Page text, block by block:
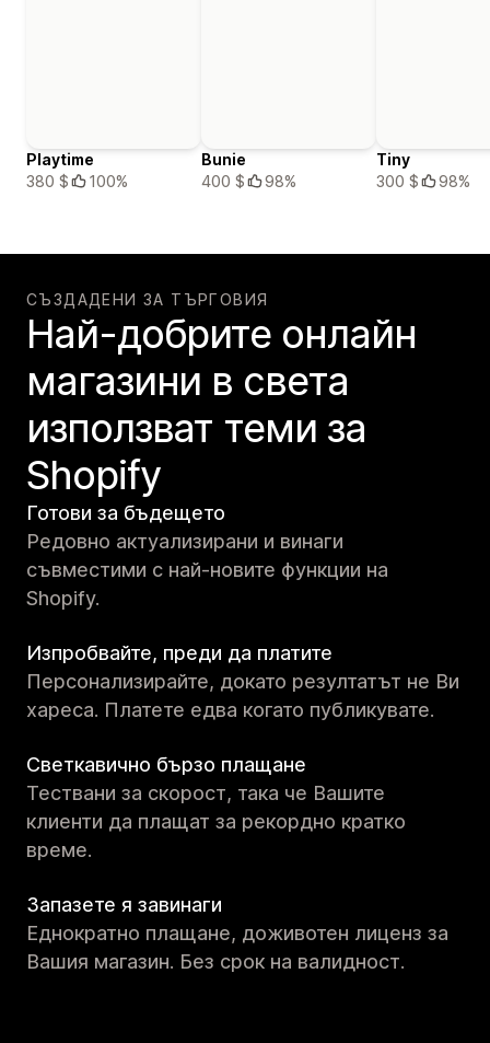
Playtime
380 $
100%
Bunie
400 $
98%
Tiny
300 $
98%
СЪЗДАДЕНИ ЗА ТЪРГОВИЯ
Най-добрите онлайн
магазини в света
използват теми за
Shopify
Готови за бъдещето
Редовно актуализирани и винаги
съвместими с най-новите функции на
Shopify.
Изпробвайте, преди да платите
Персонализирайте, докато резултатът не Ви
хареса. Платете едва когато публикувате.
Светкавично бързо плащане
Тествани за скорост, така че Вашите
клиенти да плащат за рекордно кратко
време.
Запазете я завинаги
Еднократно плащане, доживотен лиценз за
Вашия магазин. Без срок на валидност.